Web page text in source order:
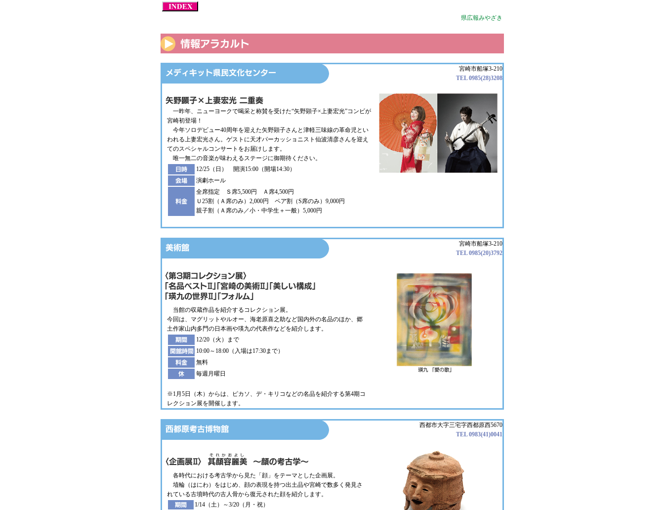
県広報みやざき
宮崎市船塚3-210
TEL 0985(28)3208
一昨年、ニューヨークで喝采と称賛を受けた“矢野顕子×上妻宏光”コンビが
宮崎初登場！
今年ソロデビュー40周年を迎えた矢野顕子さんと津軽三味線の革命児とい
われる上妻宏光さん。ゲストに天才パーカッショニスト仙波清彦さんを迎え
てのスペシャルコンサートをお届けします。
唯一無二の音楽が味わえるステージに御期待ください。
12/25（日） 開演15:00（開場14:30）
演劇ホール
全席指定 Ｓ席5,500円 Ａ席4,500円
Ｕ25割（Ａ席のみ）2,000円 ペア割（S席のみ）9,000円
親子割（Ａ席のみ／小・中学生＋一般）5,000円
宮崎市船塚3-210
TEL 0985(20)3792
当館の収蔵作品を紹介するコレクション展。
今回は、マグリットやルオー、海老原喜之助など国内外の名品のほか、郷
土作家山内多門の日本画や瑛九の代表作などを紹介します。
12/20（火）まで
10:00～18:00（入場は17:30まで）
無料
毎週月曜日
※1月5日（木）からは、ピカソ、デ・キリコなどの名品を紹介する第4期コ
レクション展を開催します。
西都市大字三宅字西都原西5670
TEL 0983(41)0041
各時代における考古学から見た「顔」をテーマとした企画展。
埴輪（はにわ）をはじめ、顔の表現を持つ出土品や宮崎で数多く発見さ
れている古墳時代の古人骨から復元された顔を紹介します。
1/14（土）～3/20（月・祝）